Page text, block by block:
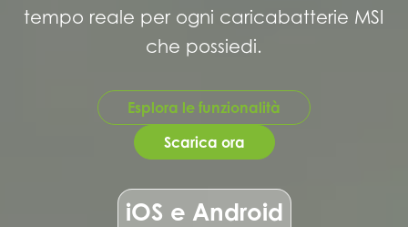
tempo reale per ogni caricabatterie MSI
che possiedi.
Esplora le funzionalità
Scarica ora
iOS e Android